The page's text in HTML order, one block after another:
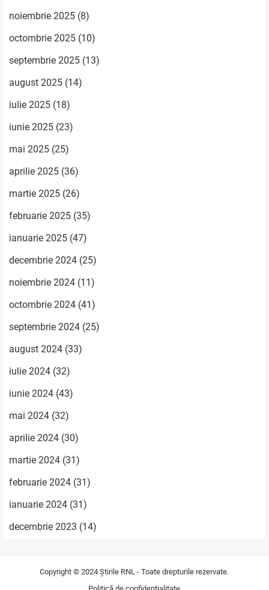
noiembrie 2025 (8)
octombrie 2025 (10)
septembrie 2025 (13)
august 2025 (14)
iulie 2025 (18)
iunie 2025 (23)
mai 2025 (25)
aprilie 2025 (36)
martie 2025 (26)
februarie 2025 (35)
ianuarie 2025 (47)
decembrie 2024 (25)
noiembrie 2024 (11)
octombrie 2024 (41)
septembrie 2024 (25)
august 2024 (33)
iulie 2024 (32)
iunie 2024 (43)
mai 2024 (32)
aprilie 2024 (30)
martie 2024 (31)
februarie 2024 (31)
ianuarie 2024 (31)
decembrie 2023 (14)
Copyright © 2024Știrile RNL - Toate drepturile rezervate.
Politică de confidențialitate